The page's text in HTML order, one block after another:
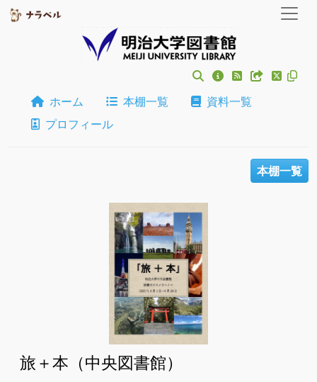
ホーム 本棚一覧
資料一覧
プロフィール
本棚一覧
旅＋本（中央図書館）